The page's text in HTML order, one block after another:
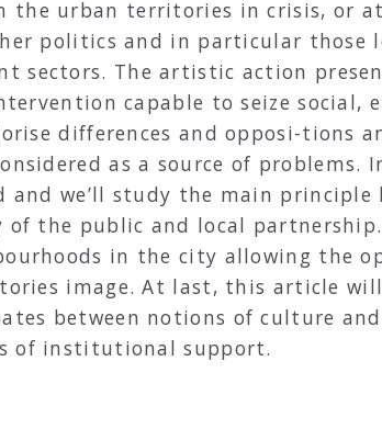
the urban territories in crisis, or
politics and in particular those
sectors. The artistic action
capable to seize social,
differences and opposi-tions
as a source of
we’ll study the main principle
the public and local partnership.
in the city allowing the
image. At last, this article
between notions of culture
of institutional support.